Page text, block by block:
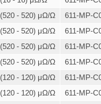
(520 - 520) μΩ/Ω
611-MP-
(520 - 520) μΩ/Ω
611-MP-
(520 - 520) μΩ/Ω
611-MP-
(520 - 520) μΩ/Ω
611-MP-
(120 - 120) μΩ/Ω
611-MP-
(120 - 120) μΩ/Ω
611-MP-